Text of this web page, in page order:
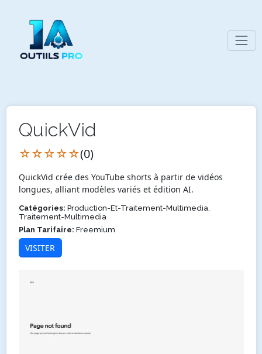
QuickVid
☆☆☆☆☆(0)
QuickVid crée des YouTube shorts à partir de vidéos
longues, alliant modèles variés et édition AI.
Catégories: Production-Et-Traitement-Multimedia,
Traitement-Multimedia
Plan Tarifaire: Freemium
VISITER